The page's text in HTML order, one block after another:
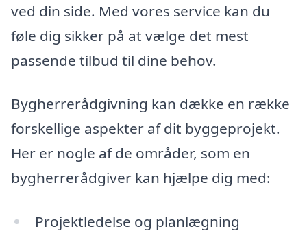
ved din side. Med vores service kan du
føle dig sikker på at vælge det mest
passende tilbud til dine behov.
Bygherrerådgivning kan dække en række
forskellige aspekter af dit byggeprojekt.
Her er nogle af de områder, som en
bygherrerådgiver kan hjælpe dig med:
Projektledelse og planlægning